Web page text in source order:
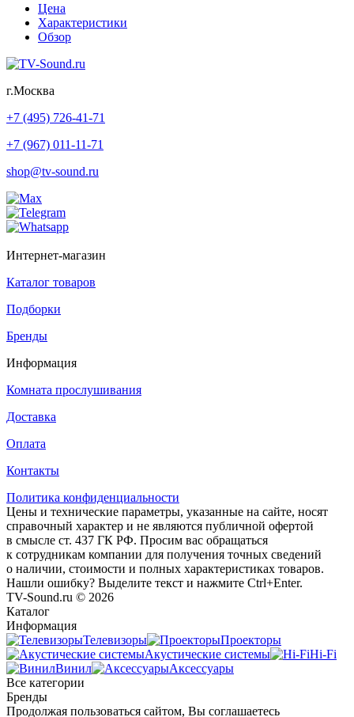
Цена
Характеристики
Обзор
г.Москва
+7 (495) 726-41-71
+7 (967) 011-11-71
shop@tv-sound.ru
Интернет-магазин
Каталог товаров
Подборки
Бренды
Информация
Комната прослушивания
Доставка
Оплата
Контакты
Политика конфиденциальности
Цены и технические параметры, указанные на сайте, носят
справочный характер и не являются публичной офертой
в смысле ст. 437 ГК РФ. Просим вас обращаться
к сотрудникам компании для получения точных сведений
о наличии, стоимости и полных характеристиках товаров.
Нашли ошибку? Выделите текст и нажмите Ctrl+Enter.
TV-Sound.ru © 2026
Каталог
Информация
Телевизоры
Проекторы
Акустические системы
Hi-Fi
Винил
Аксессуары
Все категории
Бренды
Продолжая пользоваться сайтом, Вы соглашаетесь